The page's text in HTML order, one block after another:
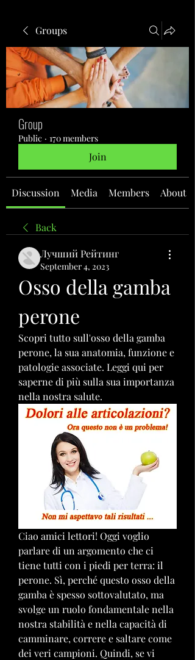
Groups
Group
Public · 170 members
Join
Discussion Media Members About
Back
Лучший Рейтинг
September 4, 2023
Osso della gamba
perone
Scopri tutto sull'osso della gamba
perone, la sua anatomia, funzione e
patologie associate. Leggi qui per
saperne di più sulla sua importanza
nella nostra salute.
Ciao amici lettori! Oggi voglio
parlare di un argomento che ci
tiene tutti con i piedi per terra: il
perone. Sì, perché questo osso della
gamba è spesso sottovalutato, ma
svolge un ruolo fondamentale nella
nostra stabilità e nella capacità di
camminare, correre e saltare come
dei veri campioni. Quindi, se vi